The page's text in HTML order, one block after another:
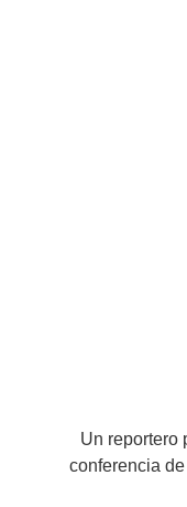
Un reportero
conferencia